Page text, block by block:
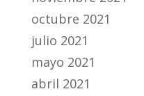
octubre 2021
julio 2021
mayo 2021
abril 2021